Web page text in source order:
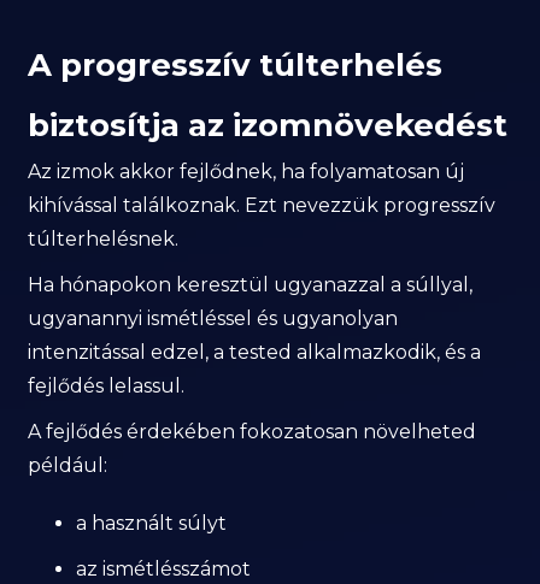
A progresszív túlterhelés
biztosítja az izomnövekedést
Az izmok akkor fejlődnek, ha folyamatosan új
kihívással találkoznak. Ezt nevezzük progresszív
túlterhelésnek.
Ha hónapokon keresztül ugyanazzal a súllyal,
ugyanannyi ismétléssel és ugyanolyan
intenzitással edzel, a tested alkalmazkodik, és a
fejlődés lelassul.
A fejlődés érdekében fokozatosan növelheted
például:
a használt súlyt
az ismétlésszámot